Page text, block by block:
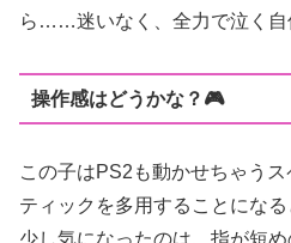
ら……迷いなく、全力で泣く自
操作感はどうかな？🎮
この子はPS2も動かせちゃう
ティックを多用することにな
少し気になったのは、指が短